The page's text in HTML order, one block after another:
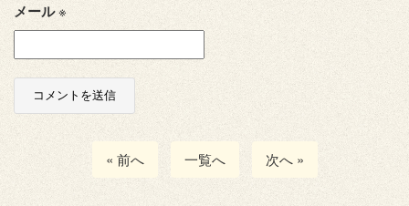
メール※
« 前へ 一覧へ 次へ »